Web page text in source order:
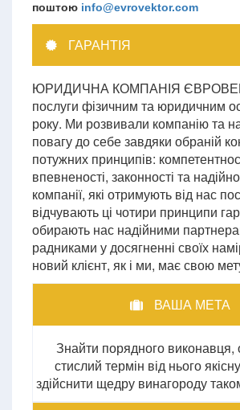
поштою info@evrovektor.com
ГАРАНТІЯ
ЮРИДИЧНА КОМПАНІЯ
послуги фізичним та юридичним
року. Ми розвивали компанію та
повагу до себе завдяки обраній
потужних принципів:
впевненості, законності та
компанії, які отримують від нас
відчувають ці чотири принципи
обирають нас надійними
радниками у досягненні своїх
новий клієнт, як і ми, має свою
ВАША МЕТА
Знайти порядного виконавця,
стислий термін від нього
здійснити щедру винагороду